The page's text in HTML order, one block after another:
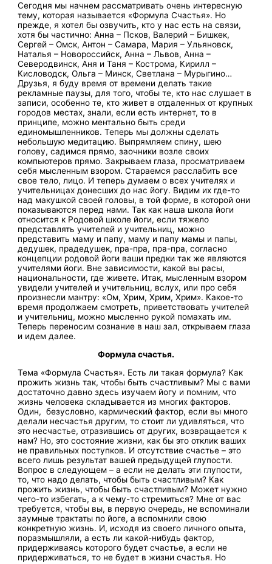
Сегодня мы начнем рассматривать очень интересную
тему, которая называется «Формула Счастья». Но
прежде, я хотел бы озвучить, кто у нас есть на связи,
хотя бы частично: Анна – Псков, Валерий – Бишкек,
Сергей – Омск, Антон – Самара, Мария – Ульяновск,
Наталья – Новороссийск, Анна – Львов, Анна –
Северодвинск, Аня и Таня – Кострома, Кирилл –
Кисловодск, Ольга – Минск, Светлана – Мурыгино…
Друзья, я буду время от времени делать такие
рекламные паузы, для того, чтобы те, кто нас слушает в
записи, особенно те, кто живет в отдаленных от крупных
городов местах, знали, если есть интернет, то в
принципе, можно ментально быть среди
единомышленников. Теперь мы должны сделать
небольшую медитацию. Выпрямляем спину, шею
голову, садимся прямо, заочники возле своих
компьютеров прямо. Закрываем глаза, просматриваем
себя мысленным взором. Стараемся расслабить все
свое тело, лицо. И теперь думаем о всех учителях и
учительницах донесших до нас йогу. Видим их где-то
над макушкой своей головы, в той форме, в которой они
показываются перед нами. Так как наша школа йоги
относится к Родовой школе йоги, если тяжело
представлять учителей и учительниц, можно
представить маму и папу, маму и папу мамы и папы,
дедушек, прадедушек, пра-пра, пра-пра, согласно
концепции родовой йоги ваши предки так же являются
учителями йоги. Вне зависимости, какой вы расы,
национальности, где живете. Итак, мысленным взором
увидели учителей и учительниц, вслух, или про себя
произнесли мантру: «Ом, Хрим, Хрим, Хрим». Какое-то
время продолжаем смотреть, приветствовать учителей
и учительниц, можно мысленно рукой помахать им.
Теперь переносим сознание в наш зал, открываем глаза
и идем далее.
Формула счастья.
Тема «Формула Счастья». Есть ли такая формула? Как
прожить жизнь так, чтобы быть счастливым? Мы с вами
достаточно давно здесь изучаем йогу и помним, что
жизнь человека складывается из многих факторов.
Один, безусловно, кармический фактор, если вы много
делали несчастья другим, то стоит ли удивляться, что
это несчастье, отразившись от других, возвращается к
нам? Но, это состояние жизни, как бы это отклик ваших
не правильных поступков. И отсутствие счастье – это
всего лишь результат вашей предыдущей глупости.
Вопрос в следующем – а если не делать эти глупости,
то, что надо делать, чтобы быть счастливым? Как
прожить жизнь, чтобы быть счастливым? Может нужно
чего-то избегать, а к чему-то стремиться? Мне от вас
требуется, чтобы вы, в первую очередь, не вспоминали
заумные трактаты по йоге, а вспомнили свою
конкретную жизнь. И, исходя из своего личного опыта,
поразмышляли, а есть ли какой-нибудь фактор,
придерживаясь которого будет счастье, а если не
придерживаться, то не будет в жизни счастья. Но